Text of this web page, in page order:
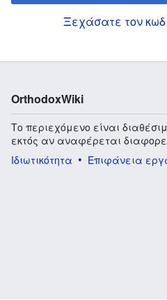
Ξεχάσατε τον
OrthodoxWiki
Το περιεχόμενο είναι
εκτός αν αναφέρεται
Ιδιωτικότητα
Επιφάνεια